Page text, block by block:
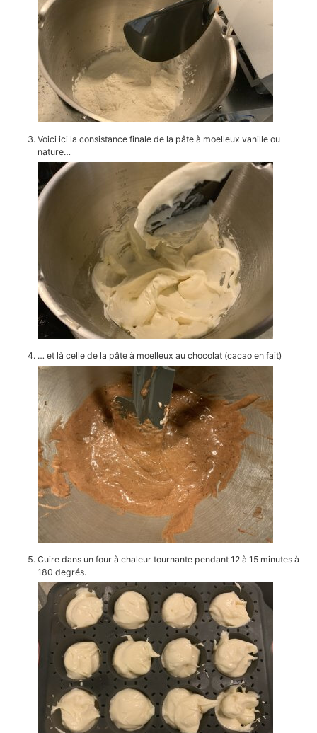
Voici ici la consistance finale de la pâte à moelleux vanille ou
nature…
… et là celle de la pâte à moelleux au chocolat (cacao en fait)
Cuire dans un four à chaleur tournante pendant 12 à 15 minutes à
180 degrés.